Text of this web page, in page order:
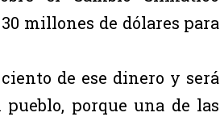
millones de dólares para
de ese dinero y será
porque una de las